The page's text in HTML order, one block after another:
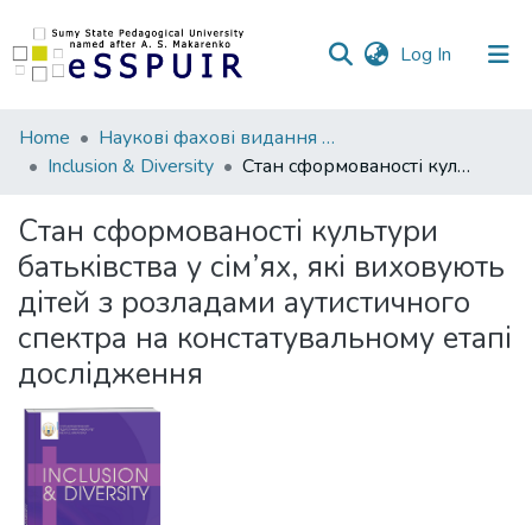
Log In (current)
Communities
&
All of DSpace
Statistics
Home
Наукові фахові видання СумДПУ
Inclusion & Diversity
Стан сформованості культури батьківства у сім’ях, які виховують дітей з розладами аутистичного спектра на констатувальному етапі дослідження
Стан сформованості культури
батьківства у сім’ях, які виховують
дітей з розладами аутистичного
спектра на констатувальному етапі
дослідження